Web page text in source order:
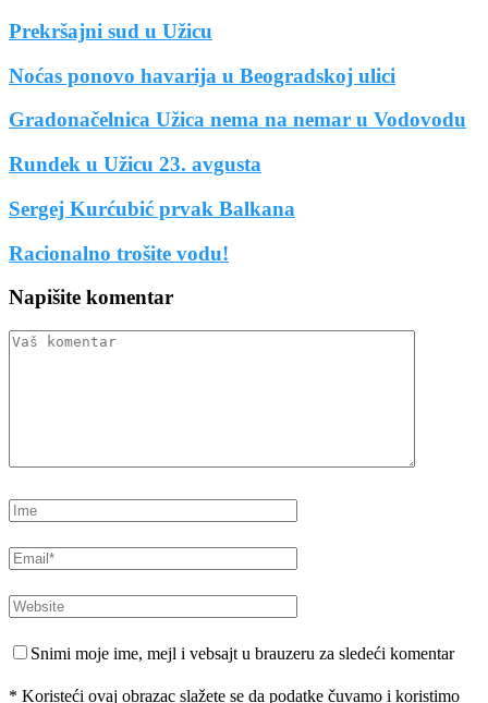
Prekršajni sud u Užicu
Noćas ponovo havarija u Beogradskoj ulici
Gradonačelnica Užica nema na nemar u Vodovodu
Rundek u Užicu 23. avgusta
Sergej Kurćubić prvak Balkana
Racionalno trošite vodu!
Napišite komentar
Snimi moje ime, mejl i vebsajt u brauzeru za sledeći komentar
* Koristeći ovaj obrazac slažete se da podatke čuvamo i koristimo